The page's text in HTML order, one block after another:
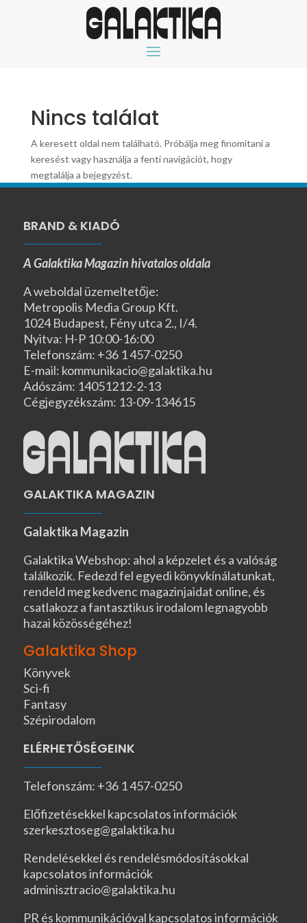
Nincs találat
A keresett oldal nem található. Próbálja meg finomítani a
keresést vagy használja a fenti navigációt, hogy
megtalálja a bejegyzést.
BRAND & KIADÓ
A Galaktika Magazin hivatalos oldala
A weboldal üzemeltetője:
Metropolis Media Group Kft.
1024 Budapest, Fény utca 2., I/4.
Nyitva: H-P 10:00-16:00
Telefonszám: +36 1 457-0250
E-mail: kommunikacio@galaktika.hu
Adószám: 14051212-2-13
Cégjegyzékszám: 13-09-134615
GALAKTIKA MAGAZIN
Galaktika Magazin
Galaktika Webshop: ahol a képzelet és a valóság
találkozik. Fedezd fel egyedi könyvkínálatunkat,
rendeld meg kedvenc magazinjaidat online, és
csatlakozz a fantasztikus irodalom legnagyobb
hazai közösségéhez!
Galaktika Shop
Könyvek
Sci-fi
Fantasy
Szépirodalom
ELÉRHETŐSÉGEINK
Telefonszám: +36 1 457-0250
Előfizetésekkel kapcsolatos információk
szerkesztoseg@galaktika.hu
Rendelésekkel és rendelésmódosításokkal
kapcsolatos információk
adminisztracio@galaktika.hu
PR és kommunikációval kapcsolatos információk